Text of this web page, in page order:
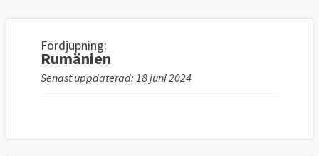
Fördjupning:
Rumänien
Senast uppdaterad: 18 juni 2024